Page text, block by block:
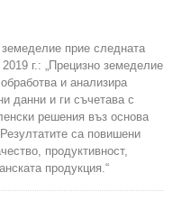
прие следната
г.: „Прецизно земеделие
и анализира
данни и ги съчетава с
решения въз основа
са повишени
продуктивност,
продукция.“